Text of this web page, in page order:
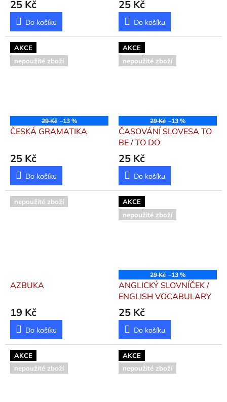
25 Kč
Do košíku
25 Kč
Do košíku
AKCE
nepoužité zboží
29 Kč –13 %
ČESKÁ GRAMATIKA
25 Kč
Do košíku
AKCE
nepoužité zboží
29 Kč –13 %
ČASOVÁNÍ SLOVESA TO
BE / TO DO
25 Kč
Do košíku
nepoužité zboží
AZBUKA
19 Kč
Do košíku
AKCE
nepoužité zboží
29 Kč –13 %
ANGLICKÝ SLOVNÍČEK /
ENGLISH VOCABULARY
25 Kč
Do košíku
AKCE
nepoužité zboží
AKCE
nepoužité zboží